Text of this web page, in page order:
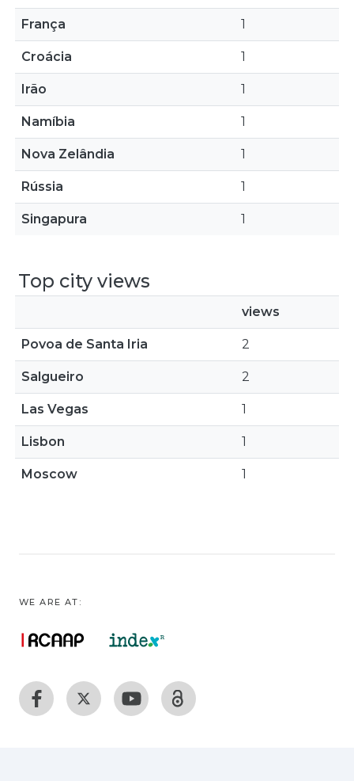
França 1
Croácia 1
Irão 1
Namíbia 1
Nova Zelândia 1
Rússia 1
Singapura 1
Top city views
views
Povoa de Santa Iria 2
Salgueiro 2
Las Vegas 1
Lisbon 1
Moscow 1
WE ARE AT: